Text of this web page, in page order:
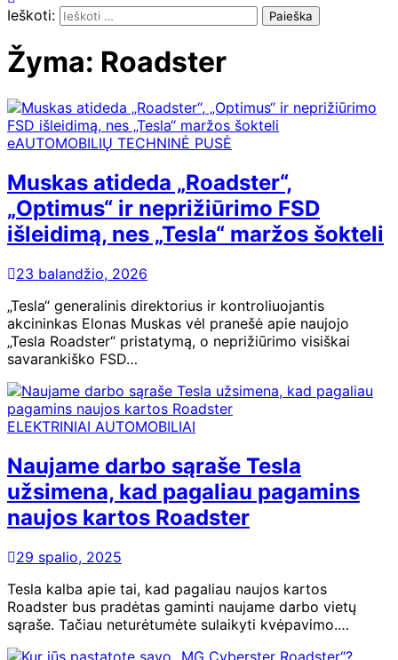
Ieškoti:
Žyma: Roadster
eAUTOMOBILIŲ TECHNINĖ PUSĖ
Muskas atideda „Roadster“,
„Optimus“ ir neprižiūrimo FSD
išleidimą, nes „Tesla“ maržos šokteli
23 balandžio, 2026
„Tesla“ generalinis direktorius ir kontroliuojantis
akcininkas Elonas Muskas vėl pranešė apie naujojo
„Tesla Roadster“ pristatymą, o neprižiūrimo visiškai
savarankiško FSD…
ELEKTRINIAI AUTOMOBILIAI
Naujame darbo sąraše Tesla
užsimena, kad pagaliau pagamins
naujos kartos Roadster
29 spalio, 2025
Tesla kalba apie tai, kad pagaliau naujos kartos
Roadster bus pradėtas gaminti naujame darbo vietų
sąraše. Tačiau neturėtumėte sulaikyti kvėpavimo.…